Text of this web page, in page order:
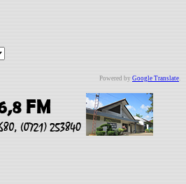
Powered by Google Translate